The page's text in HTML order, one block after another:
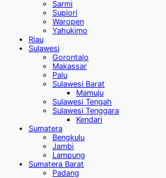
Sarmi
Supiori
Waropen
Yahukimo
Riau
Sulawesi
Gorontalo
Makassar
Palu
Sulawesi Barat
Mamuju
Sulawesi Tengah
Sulawesi Tenggara
Kendari
Sumatera
Bengkulu
Jambi
Lampung
Sumatera Barat
Padang